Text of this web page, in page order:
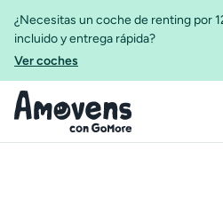
¿Necesitas un coche de renting por
incluido y entrega rápida?
Ver coches